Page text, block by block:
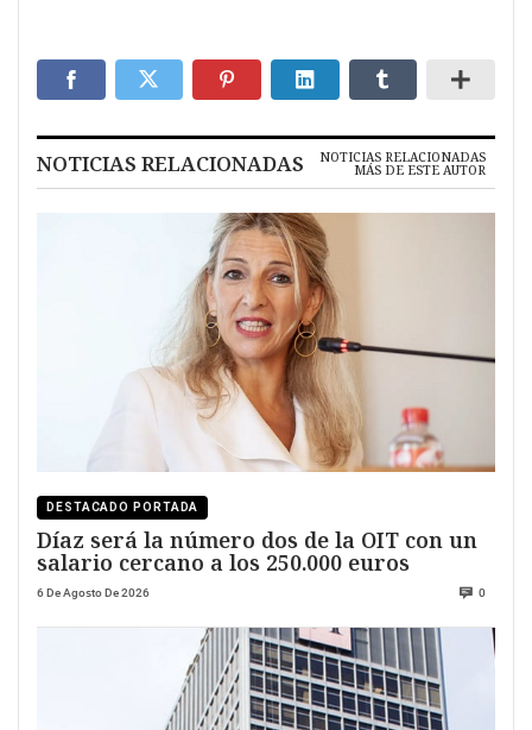
NOTICIAS RELACIONADAS NOTICIAS RELACIONADAS
MÁS DE ESTE AUTOR
DESTACADO PORTADA
Díaz será la número dos de la OIT con un
salario cercano a los 250.000 euros
6 De Agosto De 2026 0